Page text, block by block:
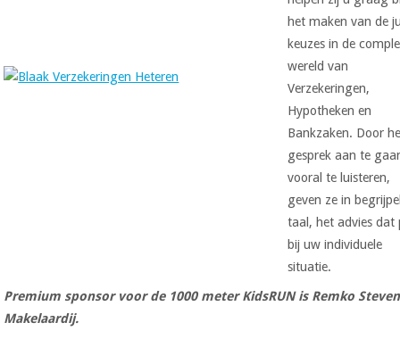
het maken van de
keuzes in de
wereld van
Verzekeringen,
Hypotheken en
Bankzaken. Door
gesprek aan te
vooral te luisteren,
geven ze in
taal, het advies dat
bij uw individuele
situatie.
Premium sponsor voor de 1000 meter KidsRUN is Remko
Makelaardij.